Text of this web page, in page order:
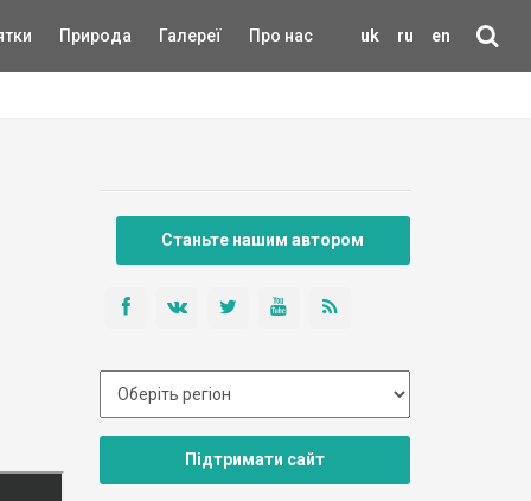
uk ru en
Природа Галереї Про нас
Станьте нашим автором
Підтримати сайт